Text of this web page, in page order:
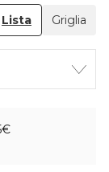
Lista Griglia